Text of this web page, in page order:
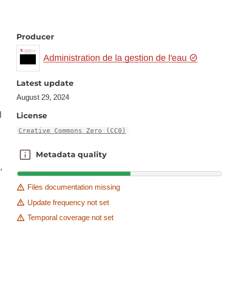
Producer
Administration de la gestion de l'eau
Latest update
August 29, 2024
License
Creative Commons Zero (CC0)
Metadata quality
Metadata quality
Files documentation missing
Update frequency not set
Temporal coverage not set